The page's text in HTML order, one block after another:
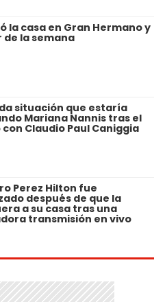
la casa en Gran Hermano y
de la semana
situación que estaría
Mariana Nannis tras el
Claudio Paul Caniggia
Perez Hilton fue
después de que la
a su casa tras una
transmisión en vivo